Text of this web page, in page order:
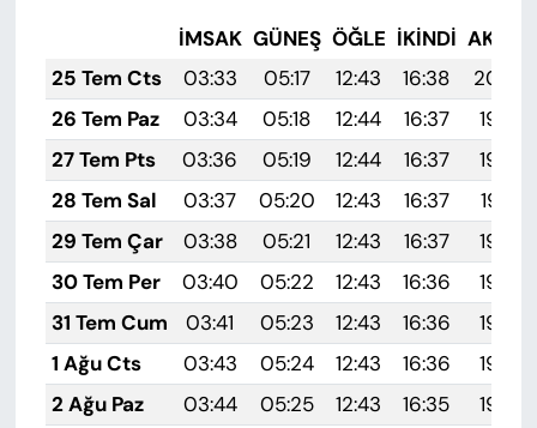
İMSAK GÜNEŞ ÖĞLE İKINDI
25 Tem Cts
03:33 05:17 12:43 16:38
20:00
26 Tem Paz
03:34 05:18 12:44 16:37
19:59
27 Tem Pts
03:36 05:19 12:44 16:37
19:58
28 Tem Sal
03:37 05:20 12:43 16:37
19:57
29 Tem Çar
03:38 05:21 12:43 16:37
19:56
30 Tem Per
03:40 05:22 12:43 16:36
19:55
31 Tem Cum
03:41 05:23 12:43 16:36
19:54
1 Ağu Cts
03:43 05:24 12:43 16:36
19:53
2 Ağu Paz
03:44 05:25 12:43 16:35
19:52